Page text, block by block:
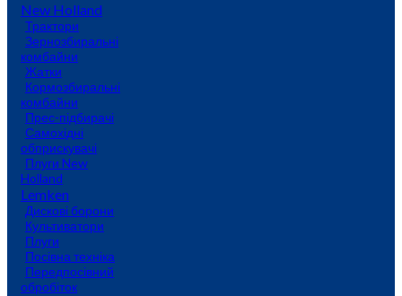
New Holland
Трактори
Зернозбиральні
комбайни
Жатки
Кормозбиральні
комбайни
Прес-підбирачі
Самохідні
обприскувачі
Плуги New
Holland
Lemken
Дискові борони
Культиватори
Плуги
Посівна техніка
Передпосівний
обробіток